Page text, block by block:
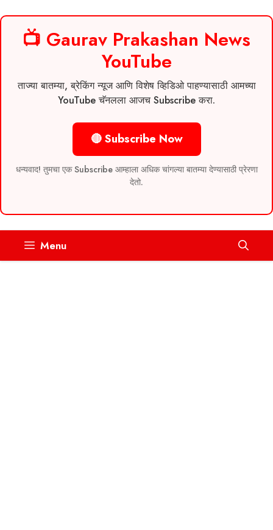
📺 Gaurav Prakashan News
YouTube
ताज्या बातम्या, ब्रेकिंग न्यूज आणि विशेष व्हिडिओ पाहण्यासाठी आमच्या
YouTube चॅनलला आजच Subscribe करा.
🔴 Subscribe Now
धन्यवाद! तुमचा एक Subscribe आम्हाला अधिक चांगल्या बातम्या देण्यासाठी प्रेरणा
देतो.
Menu